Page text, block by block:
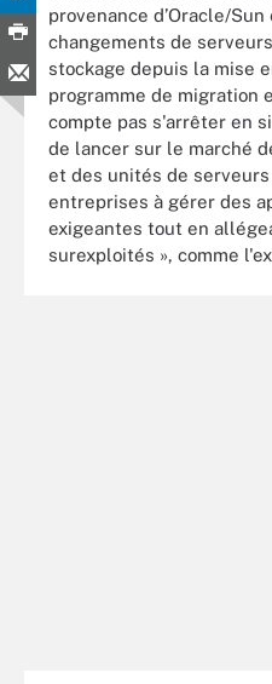
provenance d’Oracle/
changements de
stockage depuis la mise
programme de migration
compte pas s'arrêter en
de lancer sur le marché
et des unités de
entreprises à gérer des
exigeantes tout en
surexploités », comme